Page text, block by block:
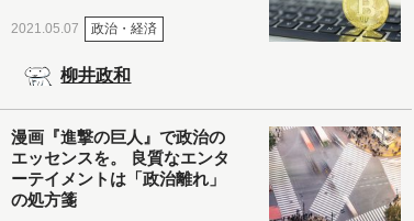
2021.05.07 政治・経済
柳井政和
漫画『進撃の巨人』で政治の
エッセンスを。 良質なエンタ
ーテイメントは「政治離れ」
の処方箋